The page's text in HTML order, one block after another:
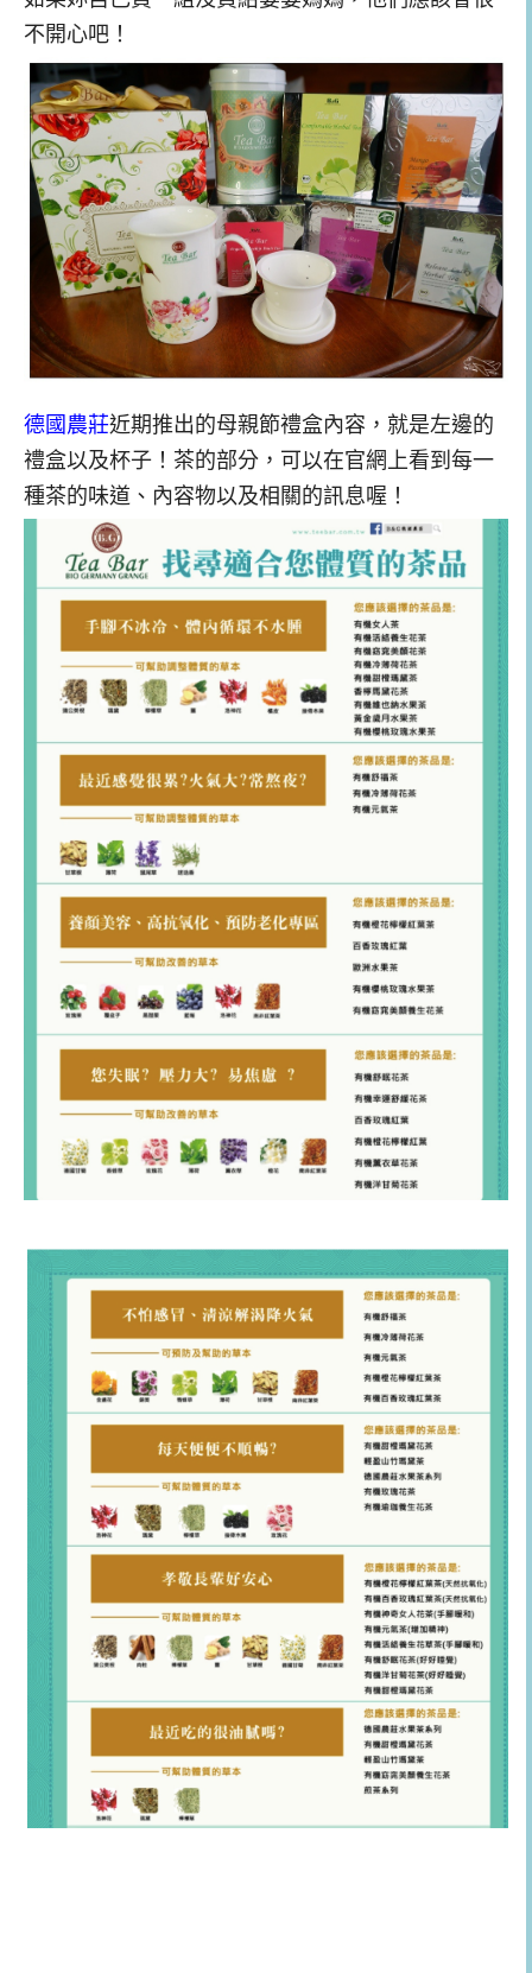
不開心吧！
德國農莊近期推出的母親節禮盒內容，就是左邊的
禮盒以及杯子！茶的部分，可以在官網上看到每一
種茶的味道、內容物以及相關的訊息喔！